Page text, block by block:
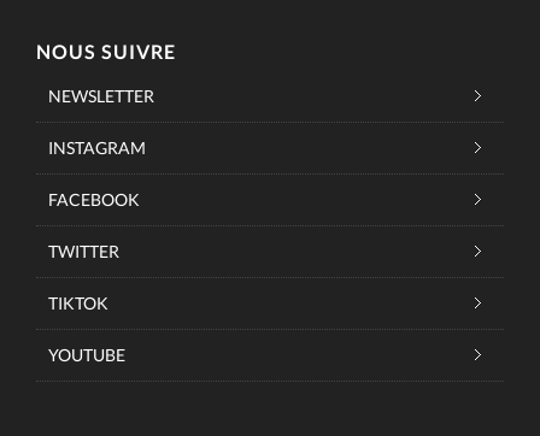
NOUS SUIVRE
NEWSLETTER
INSTAGRAM
FACEBOOK
TWITTER
TIKTOK
YOUTUBE